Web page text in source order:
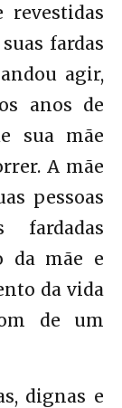
revestidas
fardas
agir,
anos de
sua mãe
A mãe
pessoas
fardadas
da mãe e
da vida
de um
dignas e